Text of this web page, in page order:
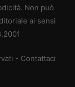
Non può
ai sensi
- Contattaci